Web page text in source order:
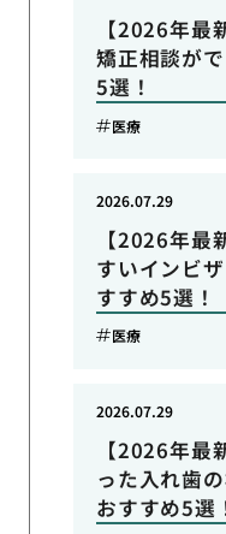
【2026年最
矯正相談が
5選！
医療
【2026年最
すいインビ
すすめ5選！
2026.07.29
医療
【2026年最
った入れ歯
おすすめ5選
2026.07.29